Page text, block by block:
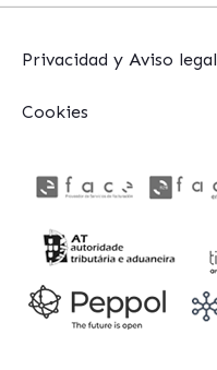
Privacidad y Aviso legal
Cookies